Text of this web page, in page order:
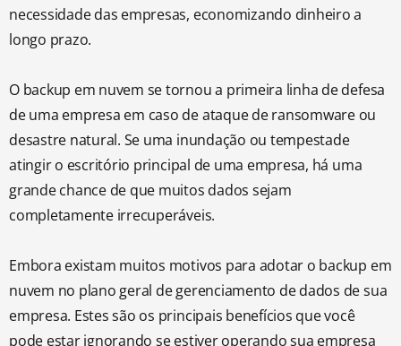
necessidade das empresas, economizando dinheiro a
longo prazo.
O backup em nuvem se tornou a primeira linha de defesa
de uma empresa em caso de ataque de ransomware ou
desastre natural. Se uma inundação ou tempestade
atingir o escritório principal de uma empresa, há uma
grande chance de que muitos dados sejam
completamente irrecuperáveis.
Embora existam muitos motivos para adotar o backup em
nuvem no plano geral de gerenciamento de dados de sua
empresa. Estes são os principais benefícios que você
pode estar ignorando se estiver operando sua empresa